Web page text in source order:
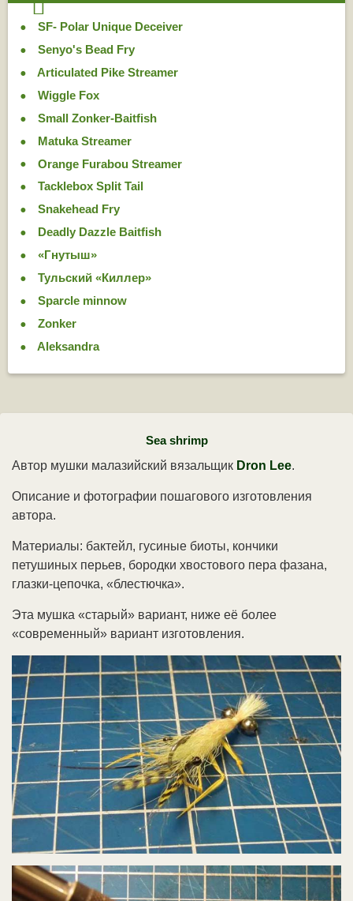
SF- Polar Unique Deceiver
Senyo's Bead Fry
Articulated Pike Streamer
Wiggle Fox
Small Zonker-Baitfish
Matuka Streamer
Orange Furabou Streamer
Tacklebox Split Tail
Snakehead Fry
Deadly Dazzle Baitfish
«Гнутыш»
Тульский «Киллер»
Sparcle minnow
Zonker
Aleksandra
Sea shrimp
Автор мушки малазийский вязальщик Dron Lee.
Описание и фотографии пошагового изготовления
автора.
Материалы: бактейл, гусиные биоты, кончики
петушиных перьев, бородки хвостового пера фазана,
глазки-цепочка, «блестючка».
Эта мушка «старый» вариант, ниже её более
«современный» вариант изготовления.